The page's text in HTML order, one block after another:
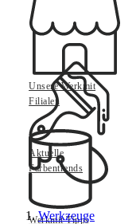
Unsere Werkmit
Filialen
Aktuelle
Farbentrends
Werkmit Tipps
Werkzeuge